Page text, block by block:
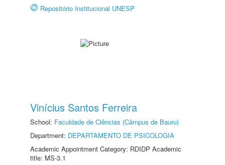
Repositório Institucional UNESP
Vinícius Santos Ferreira
School: Faculdade de Ciências (Câmpus de Bauru)
Department: DEPARTAMENTO DE PSICOLOGIA
Academic Appointment Category: RDIDP Academic
title: MS-3.1